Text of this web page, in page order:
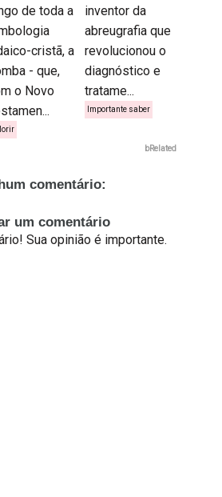
de toda a
cristã, a
- que,
o Novo
inventor da
abreugrafia que
revolucionou o
diagnóstico e
tratame...
Importante saber
bRelated
comentário:
um comentário
Sua opinião é importante.